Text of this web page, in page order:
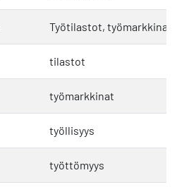
Työtilastot, työmarkkinat
tilastot
työmarkkinat
työllisyys
työttömyys